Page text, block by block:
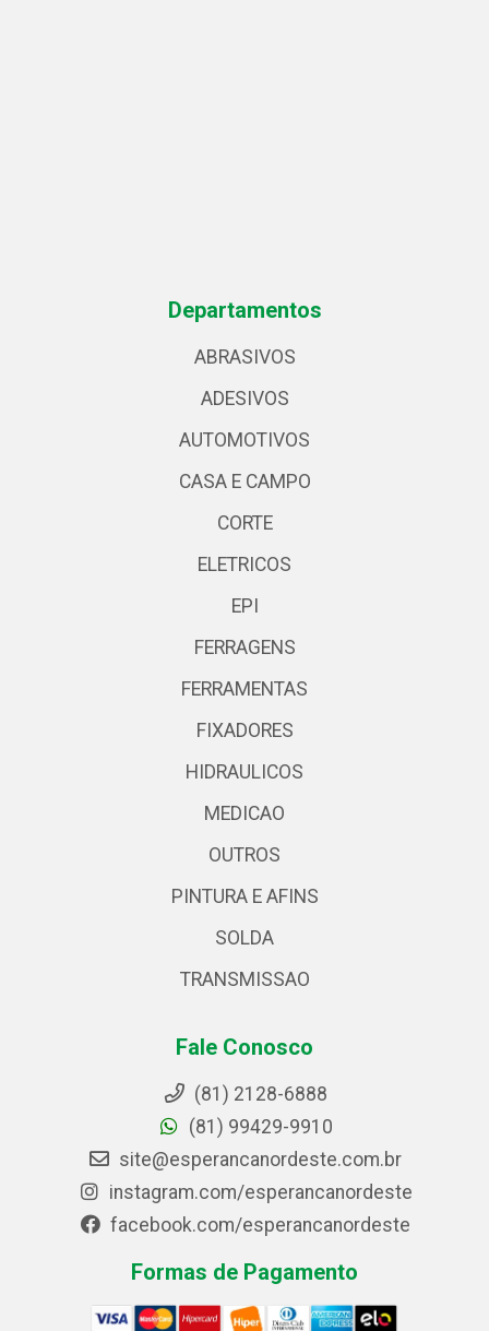
Departamentos
ABRASIVOS
ADESIVOS
AUTOMOTIVOS
CASA E CAMPO
CORTE
ELETRICOS
EPI
FERRAGENS
FERRAMENTAS
FIXADORES
HIDRAULICOS
MEDICAO
OUTROS
PINTURA E AFINS
SOLDA
TRANSMISSAO
Fale Conosco
(81) 2128-6888
(81) 99429-9910
site@esperancanordeste.com.br
instagram.com/esperancanordeste
facebook.com/esperancanordeste
Formas de Pagamento